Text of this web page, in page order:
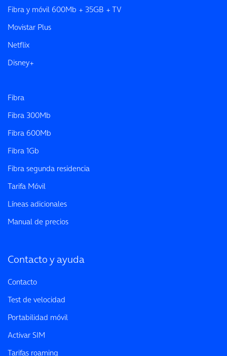
Fibra y móvil 600Mb + 35GB + TV
Movistar Plus
Netflix
Disney+
Fibra
Fibra 300Mb
Fibra 600Mb
Fibra 1Gb
Fibra segunda residencia
Tarifa Móvil
Líneas adicionales
Manual de precios
Contacto y ayuda
Contacto
Test de velocidad
Portabilidad móvil
Activar SIM
Tarifas roaming